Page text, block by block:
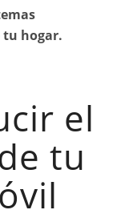
tu hogar.
el
tu